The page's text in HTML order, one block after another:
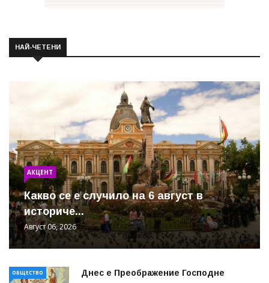
НАЙ-ЧЕТЕНИ
АКЦЕНТ
Какво се е случило на 6 август в
историче...
Август 06, 2026
ОБЩЕСТВО Днес е Преображение Господне